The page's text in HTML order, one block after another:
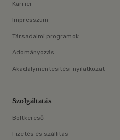
Karrier
Impresszum
Társadalmi programok
Adományozás
Akadálymentesítési nyilatkozat
Szolgáltatás
Boltkereső
Fizetés és szállítás